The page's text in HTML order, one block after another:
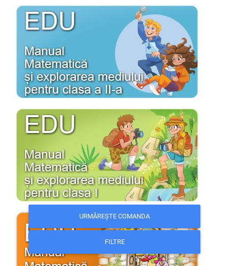
URMĂREȘTE COMANDA
FILTRE